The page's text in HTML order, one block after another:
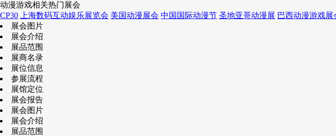
动漫游戏相关热门展会
CP30
上海数码互动娱乐展览会 美国动漫展会 中国国际动漫节 圣地亚哥动漫展 巴西动漫游戏展
展会图片
展会介绍
展品范围
展商名录
展位信息
参展流程
展馆定位
展会报告
展会图片
展会介绍
展品范围